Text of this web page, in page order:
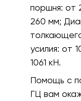
поршня:от
260 мм;
усилия:от
1061 кН.
Помощь с
ГЦ вам